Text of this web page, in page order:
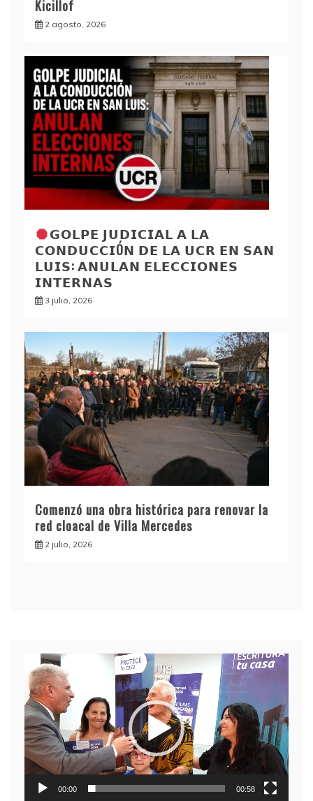
Kicillof
2 agosto, 2026
𝗚𝗢𝗟𝗣𝗘 𝗝𝗨𝗗𝗜𝗖𝗜𝗔𝗟 𝗔 𝗟𝗔
𝗖𝗢𝗡𝗗𝗨𝗖𝗖𝗜Ó𝗡 𝗗𝗘 𝗟𝗔 𝗨𝗖𝗥 𝗘𝗡 𝗦𝗔𝗡
𝗟𝗨𝗜𝗦: 𝗔𝗡𝗨𝗟𝗔𝗡 𝗘𝗟𝗘𝗖𝗖𝗜𝗢𝗡𝗘𝗦
𝗜𝗡𝗧𝗘𝗥𝗡𝗔𝗦
3 julio, 2026
Comenzó una obra histórica para renovar la
red cloacal de Villa Mercedes
2 julio, 2026
Reproductor
de
video
00:00 00:58